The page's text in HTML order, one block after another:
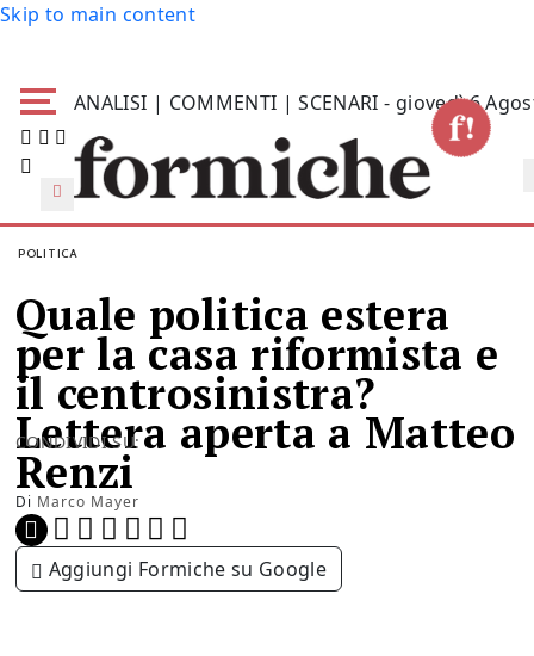
Skip to main content
ANALISI | COMMENTI | SCENARI - giovedì 6
POLITICA
Quale politica estera
per la casa riformista e
il centrosinistra?
Lettera aperta a Matteo
Renzi
Di Marco Mayer
CONDIVIDI SU:
Aggiungi Formiche su Google